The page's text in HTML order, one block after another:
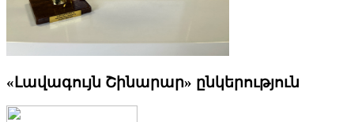
«Լավագույն Շինարար» ընկերություն